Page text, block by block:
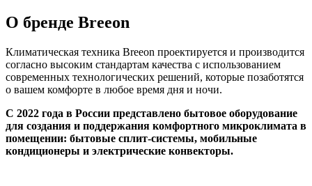
О бренде Breeon
Климатическая техника Breeon проектируется и производится
согласно высоким стандартам качества с использованием
современных технологических решений, которые позаботятся
о вашем комфорте в любое время дня и ночи.
С 2022 года в России представлено бытовое оборудование
для создания и поддержания комфортного микроклимата в
помещении: бытовые сплит-системы, мобильные
кондиционеры и электрические конвекторы.